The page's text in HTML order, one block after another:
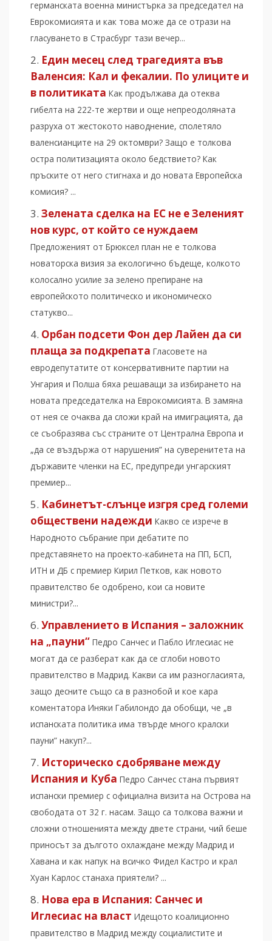
германската военна министърка за председател на
Еврокомисията и как това може да се отрази на
гласуването в Страсбург тази вечер...
Един месец след трагедията във
Валенсия: Кал и фекалии. По улиците и
в политиката Как продължава да отеква
гибелта на 222-те жертви и още непреодоляната
разруха от жестокото наводнение, сполетяло
валенсианците на 29 октомври? Защо е толкова
остра политизацията около бедствието? Как
пръските от него стигнаха и до новата Европейска
комисия? ...
Зелената сделка на ЕС не е Зеленият
нов курс, от който се нуждаем
Предложеният от Брюксел план не е толкова
новаторска визия за екологично бъдеще, колкото
колосално усилие за зелено препиране на
европейското политическо и икономическо
статукво...
Орбан подсети Фон дер Лайен да си
плаща за подкрепата Гласовете на
евродепутатите от консервативните партии на
Унгария и Полша бяха решаващи за избирането на
новата председателка на Еврокомисията. В замяна
от нея се очаква да сложи край на имиграцията, да
се съобразява със страните от Централна Европа и
„да се въздържа от нарушения” на суверенитета на
държавите членки на ЕС, предупреди унгарският
премиер...
Кабинетът-слънце изгря сред големи
обществени надежди Какво се изрече в
Народното събрание при дебатите по
представянето на проекто-кабинета на ПП, БСП,
ИТН и ДБ с премиер Кирил Петков, как новото
правителство бе одобрено, кои са новите
министри?...
Управлението в Испания – заложник
на „пауни“ Педро Санчес и Пабло Иглесиас не
могат да се разберат как да се сглоби новото
правителство в Мадрид. Какви са им разногласията,
защо десните също са в разнобой и кое кара
коментатора Иняки Габилондо да обобщи, че „в
испанската политика има твърде много кралски
пауни” накуп?...
Историческо сдобряване между
Испания и Куба Педро Санчес стана първият
испански премиер с официална визита на Острова на
свободата от 32 г. насам. Защо са толкова важни и
сложни отношенията между двете страни, чий беше
приносът за дългото охлаждане между Мадрид и
Хавана и как напук на всичко Фидел Кастро и крал
Хуан Карлос станаха приятели? ...
Нова ера в Испания: Санчес и
Иглесиас на власт Идещото коалиционно
правителство в Мадрид между социалистите и